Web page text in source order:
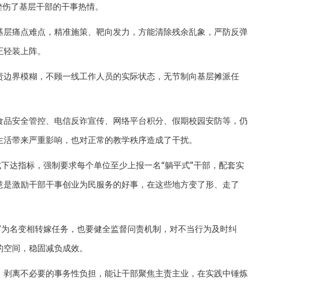
了基层干部的干事热情。
点难点，精准施策、靶向发力，方能清除残余乱象，严防反弹
装上阵。
模糊，不顾一线工作人员的实际状态，无节制向基层摊派任
全管控、电信反诈宣传、网络平台积分、假期校园安防等，仍
带来严重影响，也对正常的教学秩序造成了干扰。
指标，强制要求每个单位至少上报一名“躺平式”干部，配套实
激励干部干事创业为民服务的好事，在这些地方变了形、走了
变相转嫁任务，也要健全监督问责机制，对不当行为及时纠
间，稳固减负成效。
不必要的事务性负担，能让干部聚焦主责主业，在实践中锤炼